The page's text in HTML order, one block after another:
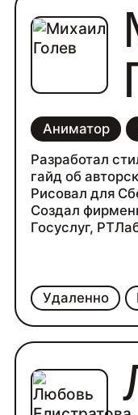
Удаленно
Аниматор
Разработал
гайд об авторской
Рисовал для
Создал
Госуслуг,